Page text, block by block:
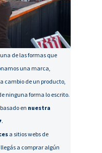
una de las formas que
una marca,
cambio de un producto,
ninguna forma lo escrito.
en nuestra
.
a sitios webs de
a comprar algún